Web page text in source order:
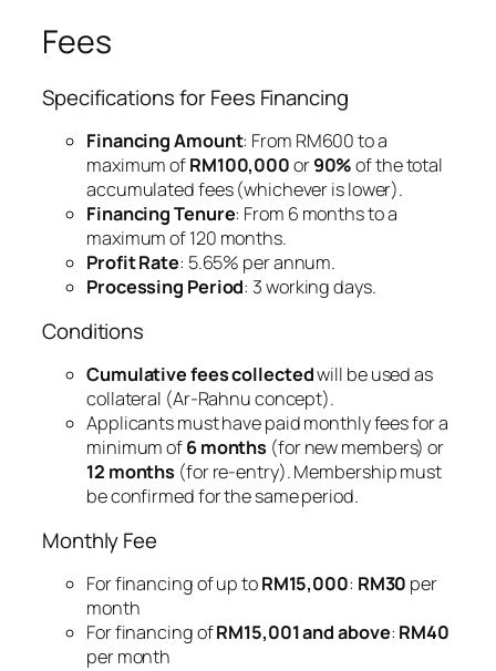
Fees
Specifications for Fees Financing
Financing Amount: From RM600 to a
maximum ofRM100,000or90%of the total
accumulated fees (whichever is lower).
Financing Tenure: From 6 months to a
maximum of 120 months.
Profit Rate: 5.65% per annum.
Processing Period: 3 working days.
Conditions
Cumulative fees collectedwill be used as
collateral (Ar-Rahnu concept).
Applicants must have paid monthly fees for a
minimum of6 months (for new members) or
12 months (for re-entry). Membership must
be confirmed for the same period.
Monthly Fee
For financing of up toRM15,000: RM30 per
month
For financing ofRM15,001 and above: RM40
per month